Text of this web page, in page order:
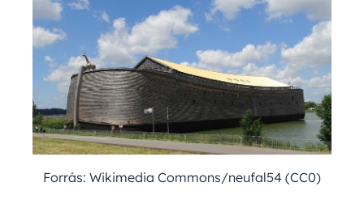
Forrás: Wikimedia Commons/neufal54 (CC0)